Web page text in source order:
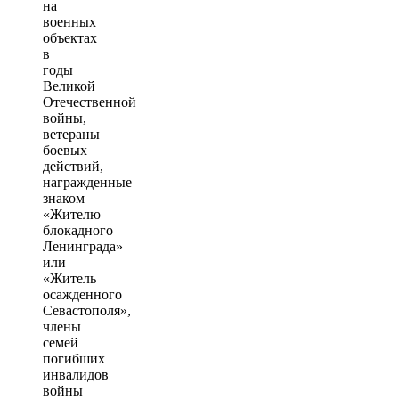
на
военных
объектах
в
годы
Великой
Отечественной
войны,
ветераны
боевых
действий,
награжденные
знаком
«Жителю
блокадного
Ленинграда»
или
«Житель
осажденного
Севастополя»,
члены
семей
погибших
инвалидов
войны